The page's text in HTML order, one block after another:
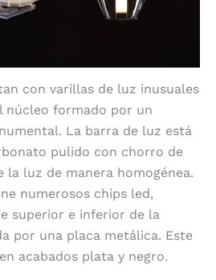
con varillas de luz inusuales
núcleo formado por un
La barra de luz está
pulido con chorro de
la luz de manera homogénea.
numerosos chips led,
superior e inferior de la
por una placa metálica. Este
acabados plata y negro.